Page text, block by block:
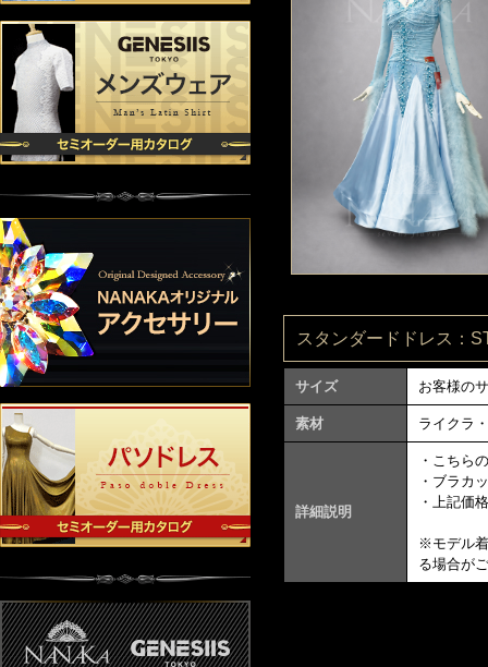
スタンダードドレス：
サイズ お客様の
素材 ライクラ
詳細説明
・こちら
・ブラカ
・上記価
※モデル
る場合が